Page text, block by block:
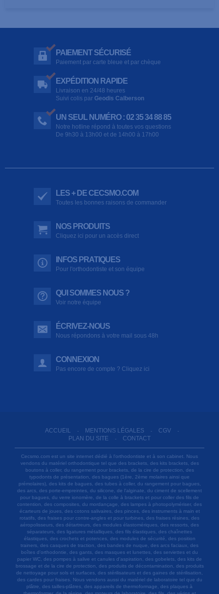
PAIEMENT SÉCURISÉ
Paiement par carte bleue et par chèque
EXPÉDITION RAPIDE
Livraison en 24/48 heures
Suivi colis par Geodis Calberson
UN SEUL NUMÉRO : 02 35 34 88 85
Notre hotline répond à toutes vos questions
De 9h30 à 13h00 et de 14h00 à 17h00
LES + DE CECSMO.COM
Toutes les bonnes raisons de commander
NOS PRODUITS
Cliquez ici pour un accès direct
INFOS PRATIQUES
Pour l'orthodontiste et son équipe
QUI SOMMES NOUS ?
Voir notre équipe
ÉCRIVEZ-NOUS
Nous répondons à votre mail sous 48h
CONNEXION
Pas encore de compte ? Cliquez ici
ACCUEIL - MENTIONS LÉGALES - CGV -
PLAN DU SITE - CONTACT
Cecsmo.com est un site internet dédié à l'orthodontiste et à son cabinet. Nous
vendons du matériel orthodontique tel que des brackets, des kits brackets, des
boutons à coller, du rangement pour brackets, de la cire de protection, des
typodonts de présentation, des bagues (1ère, 2ème molaires ainsi que
prémolaires), des kits de bagues, des tubes à coller, du rangement pour bagues,
des arcs, des porte-empreintes, du silicone, de l'alginate, du ciment de scellement
pour bagues, du verre ionomère, de la colle à brackets et pour coller des fils de
contention, des composites, du mordançage, des lampes à photopolymériser, des
écarteurs de joues, des cotons salivaires, des pinces, des instruments à main et
rotatifs, des fraises pour contre-angles et pour turbines, des fraises résines, des
aéropolisseurs, des détartreurs, des modules élastomériques, des ressorts, des
séparateurs, des ligatures métalliques, des fils élastiques, des chaînettes
élastiques, des crochets et potences, des modules de sécurité, des position
trainers, des casques de traction, des bandes de nuque, des arcs faciaux, des
boîtes d'orthodontie, des gants, des masques et lunettes, des serviettes et du
papier WC, des pompes à salive et canules d'aspiration, des gobelets, des kits de
brossage et de la cire de protection, des produits de décontamination, des produits
de nettoyage pour sols et surfaces, des stérilisateurs et des gaines de stérilisation,
des cardes pour fraises. Nous vendons aussi du matériel de laboratoire tel que du
plâtre, des tailles-plâtres, des appareils de thermoformage, des plaques à